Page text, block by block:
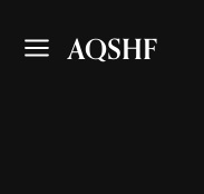
AQSHF